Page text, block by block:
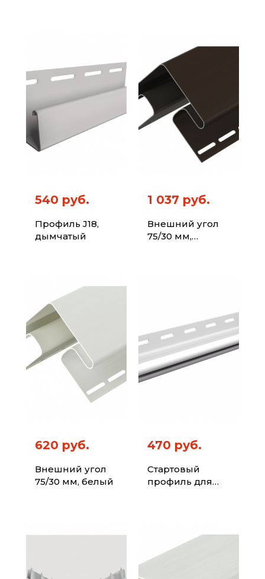
540 руб.
Профиль J18,
дымчатый
1 037 руб.
Внешний угол
75/30 мм,
620 руб.
Внешний угол
75/30 мм, белый
470 руб.
Стартовый
профиль для